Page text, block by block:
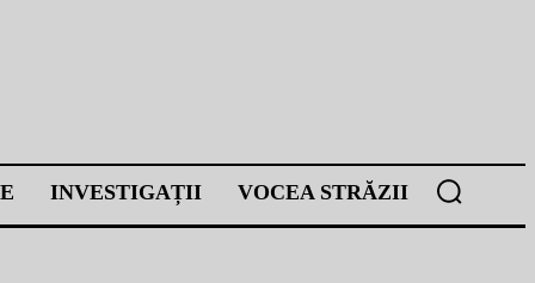
INVESTIGAȚII VOCEA STRĂZII